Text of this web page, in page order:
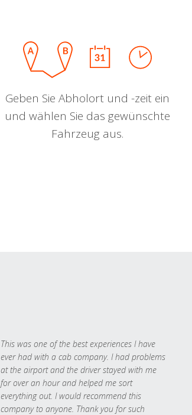
Geben Sie Abholort und -zeit ein
und wählen Sie das gewünschte
Fahrzeug aus.
This was one of the best experiences I have
ever had with a cab company. I had problems
at the airport and the driver stayed with me
for over an hour and helped me sort
everything out. I would recommend this
company to anyone. Thank you for such